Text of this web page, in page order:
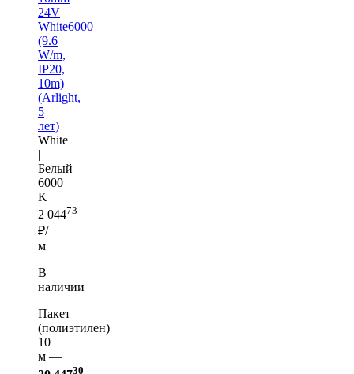
24V
White6000
(9.6
W/m,
IP20,
10m)
(Arlight,
5
лет)
White
|
Белый
6000
K
2 04473
₽/
м
В
наличии
Пакет
(полиэтилен)
10
м —
30